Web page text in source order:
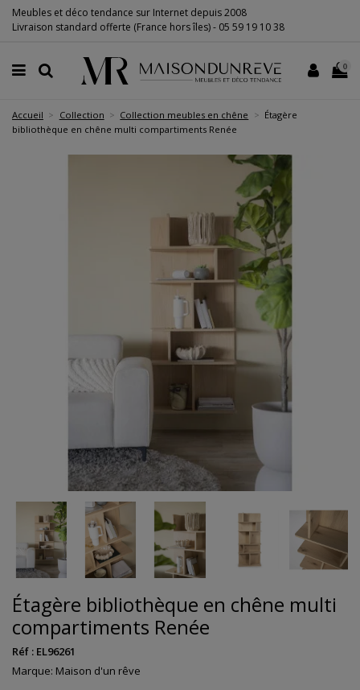
Meubles et déco tendance sur Internet depuis 2008
Livraison standard offerte (France hors îles) - 05 59 19 10 38
0
Accueil Collection Collection meubles en chêne
Étagère
bibliothèque en chêne multi compartiments Renée
Étagère bibliothèque en chêne multi
compartiments Renée
Réf : EL96261
Marque: Maison d'un rêve